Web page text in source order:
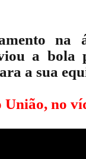
na
a
a sua
no